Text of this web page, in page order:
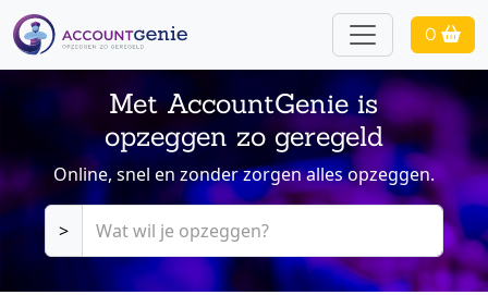
0
Met AccountGenie is
opzeggen zo geregeld
Online, snel en zonder zorgen alles opzeggen.
>